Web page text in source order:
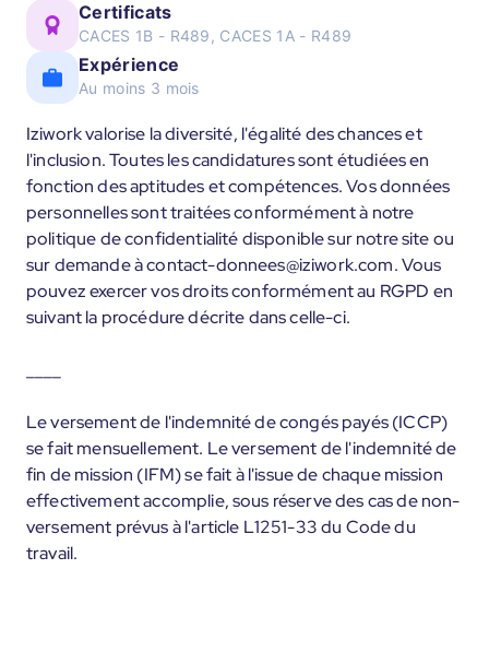
Certificats
CACES 1B - R489, CACES 1A - R489
Expérience
Au moins 3 mois
Iziwork valorise la diversité, l'égalité des chances et
l'inclusion. Toutes les candidatures sont étudiées en
fonction des aptitudes et compétences. Vos données
personnelles sont traitées conformément à notre
politique de confidentialité disponible sur notre site ou
sur demande à contact-donnees@iziwork.com. Vous
pouvez exercer vos droits conformément au RGPD en
suivant la procédure décrite dans celle-ci.
Le versement de l'indemnité de congés payés (ICCP)
se fait mensuellement. Le versement de l'indemnité de
fin de mission (IFM) se fait à l'issue de chaque mission
effectivement accomplie, sous réserve des cas de non-
versement prévus à l'article L1251-33 du Code du
travail.